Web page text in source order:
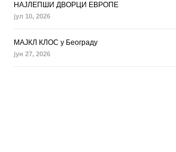
НАЈЛЕПШИ ДВОРЦИ ЕВРОПЕ
јул 10, 2026
МАЈКЛ КЛОС у Београду
јун 27, 2026